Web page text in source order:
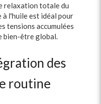
relaxation totale du
à l'huile est idéal pour
tensions accumulées
bien-être global.
des
routine